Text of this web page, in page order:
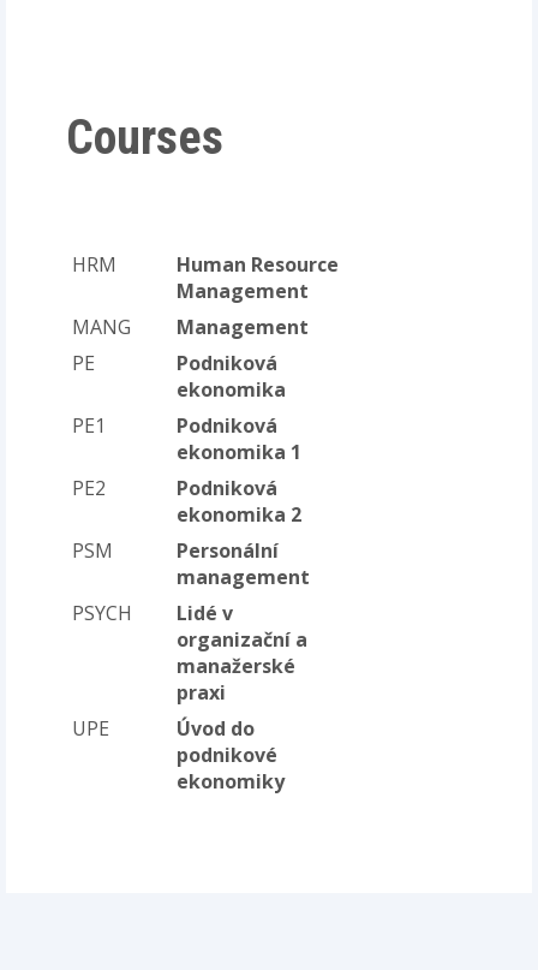
Courses
HRM
Human Resource
Management
MANG
Management
PE
Podniková
ekonomika
PE1
Podniková
ekonomika 1
PE2
Podniková
ekonomika 2
PSM
Personální
management
PSYCH
Lidé v
organizační a
manažerské
praxi
UPE
Úvod do
podnikové
ekonomiky